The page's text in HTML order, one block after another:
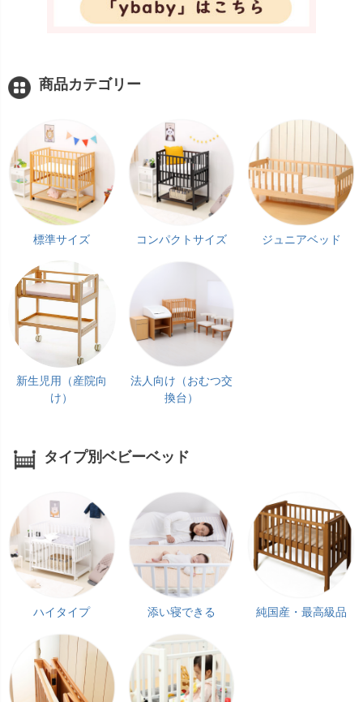
商品カテゴリー
標準サイズ コンパクトサイズ ジュニアベッド
新生児用（産院向
け）
法人向け（おむつ交
換台）
タイプ別ベビーベッド
ハイタイプ 添い寝できる 純国産・最高級品